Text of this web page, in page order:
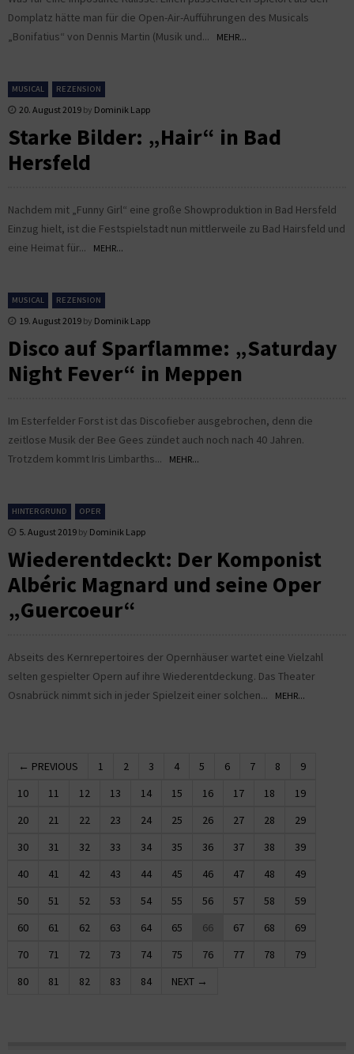
Domplatz hätte man für die Open-Air-Aufführungen des Musicals
„Bonifatius“ von Dennis Martin (Musik und...
MEHR...
MUSICAL REZENSION
20. August 2019 by Dominik Lapp
Starke Bilder: „Hair“ in Bad
Hersfeld
Nachdem mit „Funny Girl“ eine große Showproduktion in Bad Hersfeld
Einzug hielt, ist die Festspielstadt nun mittlerweile zu Bad Hairsfeld und
eine Heimat für...
MEHR...
MUSICAL REZENSION
19. August 2019 by Dominik Lapp
Disco auf Sparflamme: „Saturday
Night Fever“ in Meppen
Im Esterfelder Forst ist das Discofieber ausgebrochen, denn die
zeitlose Musik der Bee Gees zündet auch noch nach 40 Jahren.
Trotzdem kommt Iris Limbarths...
MEHR...
HINTERGRUND OPER
5. August 2019 by Dominik Lapp
Wiederentdeckt: Der Komponist
Albéric Magnard und seine Oper
„Guercoeur“
Abseits des Kernrepertoires der Opernhäuser wartet eine Vielzahl
selten gespielter Opern auf ihre Wiederentdeckung. Das Theater
Osnabrück nimmt sich in jeder Spielzeit einer solchen...
MEHR...
← PREVIOUS 1 2 3 4 5 6 7 8
9
10
11 12 13 14 15 16 17 18
19
20
21 22 23 24 25 26 27 28
29
30
31 32 33 34 35 36 37 38
39
40
41 42 43 44 45 46 47 48
49
50
51 52 53 54 55 56 57 58
59
60
61 62 63 64 65 66 67 68
69
70
71 72 73 74 75 76 77 78
79
80
81 82 83 84 NEXT →